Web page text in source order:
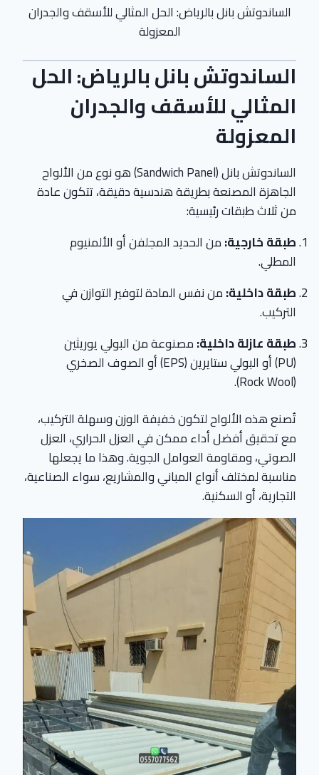
الساندوتش بانل بالرياض: الحل المثالي للأسقف والجدران
المعزولة
الساندوتش بانل بالرياض: الحل
المثالي للأسقف والجدران
المعزولة
الساندوتش بانل (Sandwich Panel) هو نوع من الألواح
الجاهزة المصنعة بطريقة هندسية دقيقة، تتكون عادة
من ثلاث طبقات رئيسية:
طبقة خارجية:من الحديد المجلفن أو الألمنيوم
المطلي.
طبقة داخلية:من نفس المادة لتوفير التوازن في
التركيب.
طبقة عازلة داخلية:مصنوعة من البولي يوريثين
(PU) أو البولي ستايرين (EPS) أو الصوف الصخري
(Rock Wool).
تُصنع هذه الألواح لتكون خفيفة الوزن وسهلة التركيب،
مع تحقيق أفضل أداء ممكن في العزل الحراري، العزل
الصوتي، ومقاومة العوامل الجوية. وهذا ما يجعلها
مناسبة لمختلف أنواع المباني والمشاريع، سواء الصناعية،
التجارية، أو السكنية.